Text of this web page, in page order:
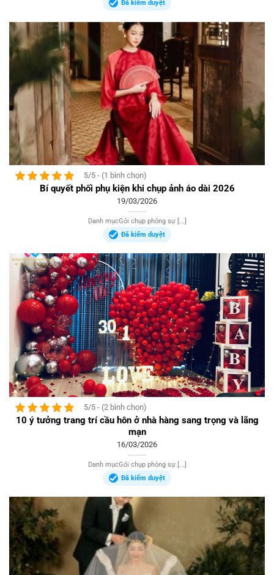
Đã kiểm duyệt
5/5 - (1 bình chọn)
Bí quyết phối phụ kiện khi chụp ảnh áo dài 2026
19/03/2026
Danh mụcGói chụp phóng sự [...]
Đã kiểm duyệt
5/5 - (2 bình chọn)
10 ý tưởng trang trí cầu hôn ở nhà hàng sang trọng và lãng
mạn
16/03/2026
Danh mụcGói chụp phóng sự [...]
Đã kiểm duyệt